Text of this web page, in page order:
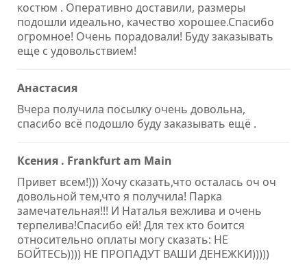
костюм . Оперативно доставили, размеры
подошли идеально, качество хорошее.Спасибо
огромное! Очень порадовали! Буду заказывать
еще с удовольствием!
Анастасия
Вчера получила посылку очень довольна,
спасибо всё подошло буду заказывать ещё .
Ксения . Frankfurt am Main
Привет всем!))) Хочу сказать,что осталась оч оч
довольной тем,что я получила! Парка
замечательная!!! И Наталья вежлива и очень
терпелива!Спасибо ей! Для тех кто боится
относительно оплаты могу сказать: НЕ
БОЙТЕСЬ)))) НЕ ПРОПАДУТ ВАШИ ДЕНЕЖКИ)))))